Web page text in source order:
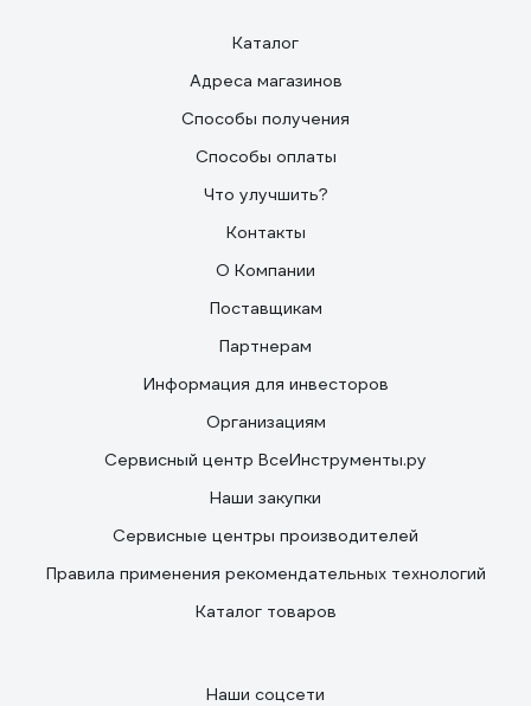
Каталог
Адреса магазинов
Способы получения
Способы оплаты
Что улучшить?
Контакты
О Компании
Поставщикам
Партнерам
Информация для инвесторов
Организациям
Сервисный центр ВсеИнструменты.ру
Наши закупки
Сервисные центры производителей
Правила применения рекомендательных технологий
Каталог товаров
Наши соцсети